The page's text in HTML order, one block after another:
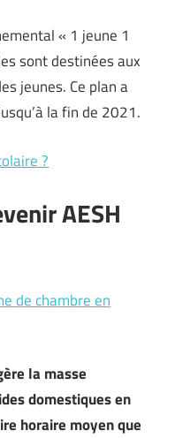
« 1 jeune 1
sont destinées aux
jeunes. Ce plan a
la fin de 2021.
?
AESH
de chambre en
la masse
domestiques en
horaire moyen que